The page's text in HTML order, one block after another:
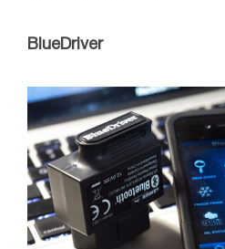
BlueDriver